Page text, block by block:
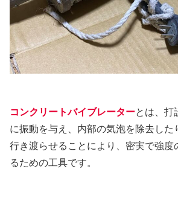
コンクリートバイブレーターとは、打
に振動を与え、内部の気泡を除去した
行き渡らせることにより、密実で強度
るための工具です。